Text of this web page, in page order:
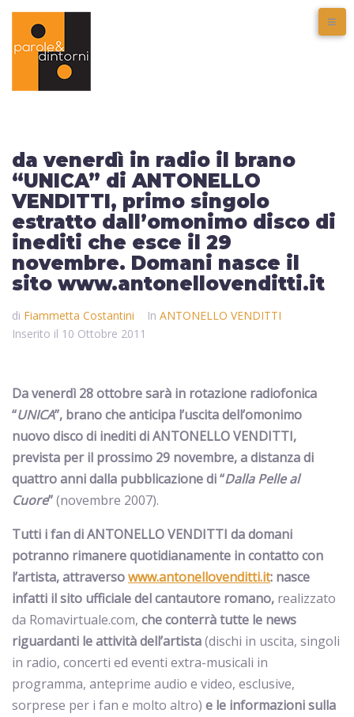
da venerdì in radio il brano
“UNICA” di ANTONELLO
VENDITTI, primo singolo
estratto dall’omonimo disco di
inediti che esce il 29
novembre. Domani nasce il
sito www.antonellovenditti.it
di Fiammetta Costantini In ANTONELLO VENDITTI
Inserito il 10 Ottobre 2011
Da venerdì 28 ottobre sarà in rotazione radiofonica
“UNICA”, brano che anticipa l’uscita dell’omonimo
nuovo disco di ineditidi ANTONELLO VENDITTI,
prevista per il prossimo 29 novembre, a distanza di
quattro anni dalla pubblicazione di “Dalla Pelle al
Cuore”(novembre 2007).
Tutti i fan di ANTONELLO VENDITTI da domani
potranno rimanere quotidianamente in contatto con
l’artista, attraversowww.antonellovenditti.it: nasce
infatti il sito ufficiale del cantautore romano, realizzato
da Romavirtuale.com, che conterrà tutte le news
riguardanti le attività dell’artista(dischi in uscita, singoli
in radio, concerti ed eventi extra-musicali in
programma, anteprime audio e video, esclusive,
sorprese per i fan e molto altro) e le informazioni sulla